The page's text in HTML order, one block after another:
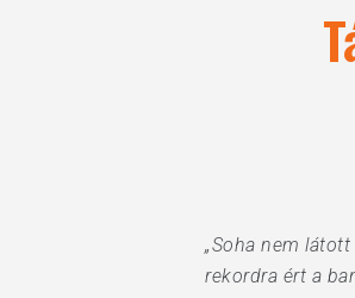
Hit enter to search or ESC to
„Soha nem
rekordra ért a